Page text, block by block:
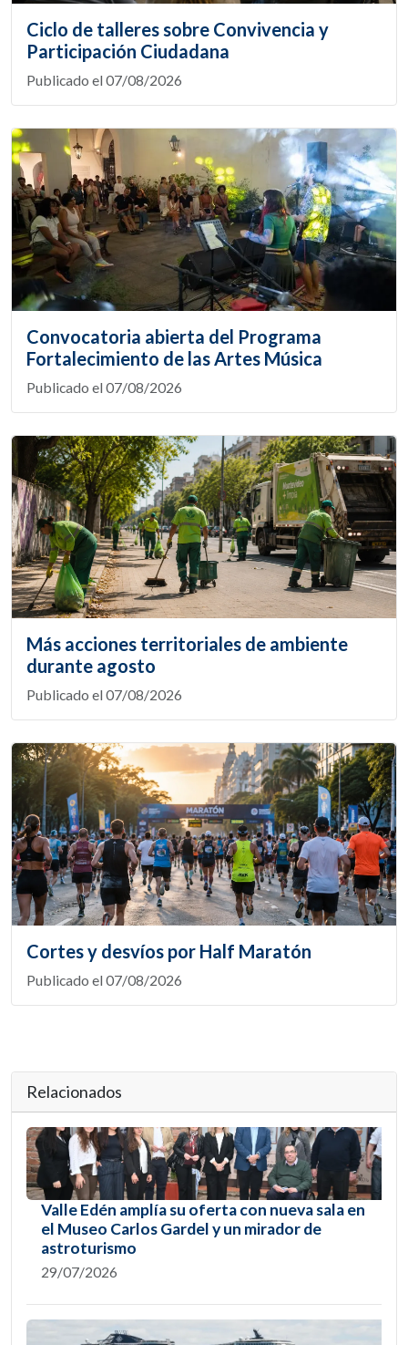
Ciclo de talleres sobre Convivencia y
Participación Ciudadana
Publicado el 07/08/2026
Convocatoria abierta del Programa
Fortalecimiento de las Artes Música
Publicado el 07/08/2026
Más acciones territoriales de ambiente
durante agosto
Publicado el 07/08/2026
Cortes y desvíos por Half Maratón
Publicado el 07/08/2026
Relacionados
Valle Edén amplía su oferta con nueva sala en
el Museo Carlos Gardel y un mirador de
astroturismo
29/07/2026